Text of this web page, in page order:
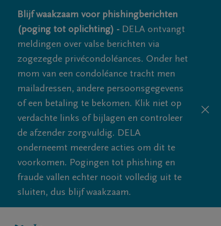
Blijf waakzaam voor phishingberichten
(poging tot oplichting) - DELA ontvangt
meldingen over valse berichten via
zogezegde privécondoléances. Onder het
mom van een condoléance tracht men
mailadressen, andere persoonsgegevens
of een betaling te bekomen. Klik niet op
verdachte links of bijlagen en controleer
de afzender zorgvuldig. DELA
onderneemt meerdere acties om dit te
voorkomen. Pogingen tot phishing en
fraude vallen echter nooit volledig uit te
sluiten, dus blijf waakzaam.